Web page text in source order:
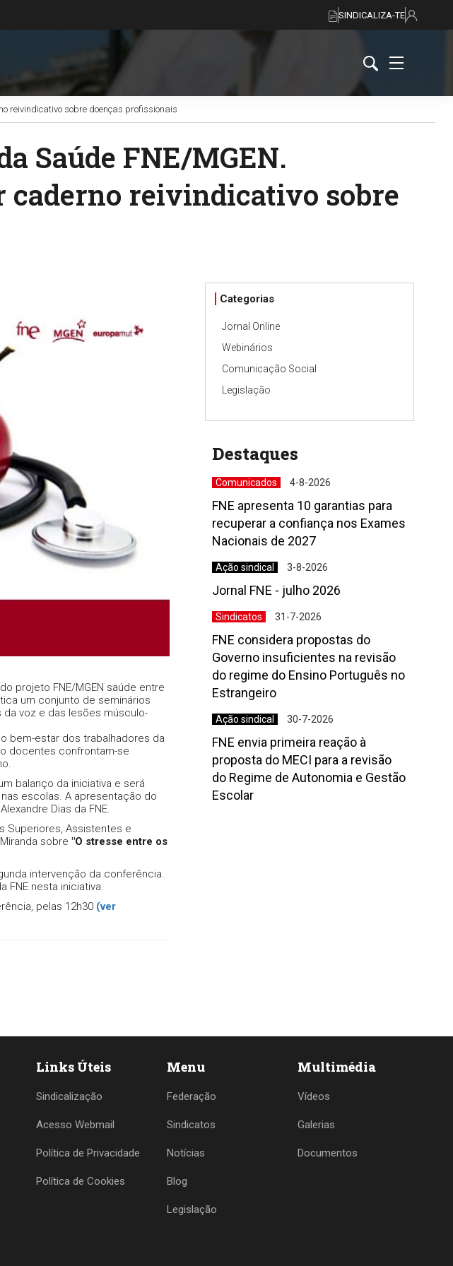
SINDICALIZA-TE
reivindicativo sobre doenças profissionais
Saúde FNE/MGEN.
caderno reivindicativo sobre
projeto FNE/MGEN saúde entre
um conjunto de seminários
voz e das lesões músculo-
bem-estar dos trabalhadores da
docentes confrontam-se
balanço da iniciativa e será
escolas. A apresentação do
Dias da FNE.
Superiores, Assistentes e
sobre "O stresse entre os
intervenção da conferência.
FNE nesta iniciativa.
pelas 12h30 (ver
Categorias
Jornal Online
Webinários
Comunicação Social
Legislação
Destaques
Comunicados 4-8-2026
FNE apresenta 10 garantias para
recuperar a confiança nos Exames
Nacionais de 2027
Ação sindical 3-8-2026
Jornal FNE - julho 2026
Sindicatos 31-7-2026
FNE considera propostas do
Governo insuficientes na revisão
do regime do Ensino Português no
Estrangeiro
Ação sindical 30-7-2026
FNE envia primeira reação à
proposta do MECI para a revisão
do Regime de Autonomia e Gestão
Escolar
Links Úteis
Sindicalização
Acesso Webmail
Política de Privacidade
Política de Cookies
Menu
Federação
Sindicatos
Notícias
Blog
Legislação
Multimédia
Vídeos
Galerias
Documentos